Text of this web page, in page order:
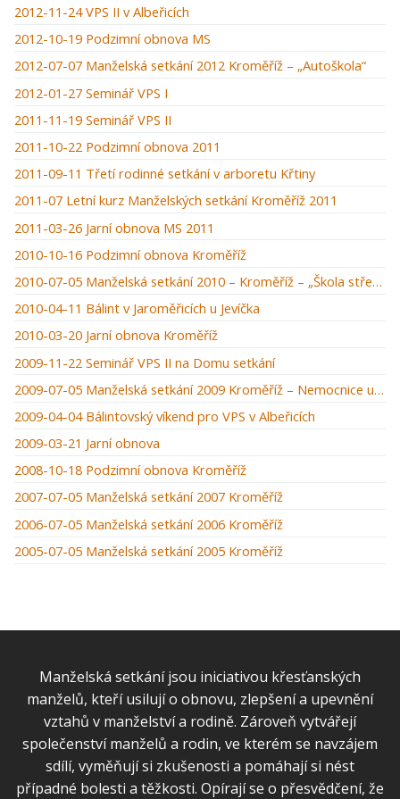
2012-11-24 VPS II v Albeřicích
2012-10-19 Podzimní obnova MS
2012-07-07 Manželská setkání 2012 Kroměříž – „Autoškola“
2012-01-27 Seminář VPS I
2011-11-19 Seminář VPS II
2011-10-22 Podzimní obnova 2011
2011-09-11 Třetí rodinné setkání v arboretu Křtiny
2011-07 Letní kurz Manželských setkání Kroměříž 2011
2011-03-26 Jarní obnova MS 2011
2010-10-16 Podzimní obnova Kroměříž
2010-07-05 Manželská setkání 2010 – Kroměříž – „Škola střední manželská“
2010-04-11 Bálint v Jaroměřicích u Jevíčka
2010-03-20 Jarní obnova Kroměříž
2009-11-22 Seminář VPS II na Domu setkání
2009-07-05 Manželská setkání 2009 Kroměříž – Nemocnice u zámku
2009-04-04 Bálintovský víkend pro VPS v Albeřicích
2009-03-21 Jarní obnova
2008-10-18 Podzimní obnova Kroměříž
2007-07-05 Manželská setkání 2007 Kroměříž
2006-07-05 Manželská setkání 2006 Kroměříž
2005-07-05 Manželská setkání 2005 Kroměříž
Manželská setkání jsou iniciativou křesťanských
manželů, kteří usilují o obnovu, zlepšení a upevnění
vztahů v manželství a rodině. Zároveň vytvářejí
společenství manželů a rodin, ve kterém se navzájem
sdílí, vyměňují si zkušenosti a pomáhají si nést
případné bolesti a těžkosti. Opírají se o přesvědčení, že